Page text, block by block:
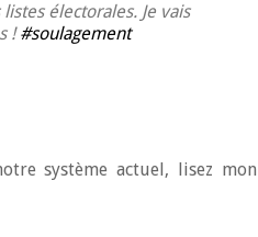
électorales. Je vais
!#soulagement
système actuel, lisez mon